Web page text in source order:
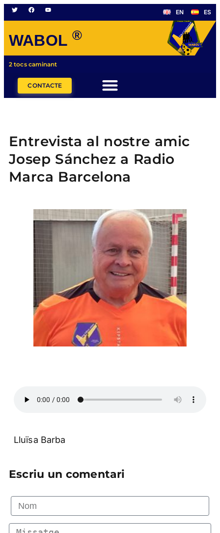
EN ES
WABOL ®
2 tocs caminant
CONTACTE
Entrevista al nostre amic
Josep Sánchez a Radio
Marca Barcelona
Lluïsa Barba
Escriu un comentari